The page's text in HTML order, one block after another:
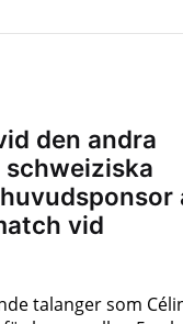
den andra
schweiziska
vid
talanger som